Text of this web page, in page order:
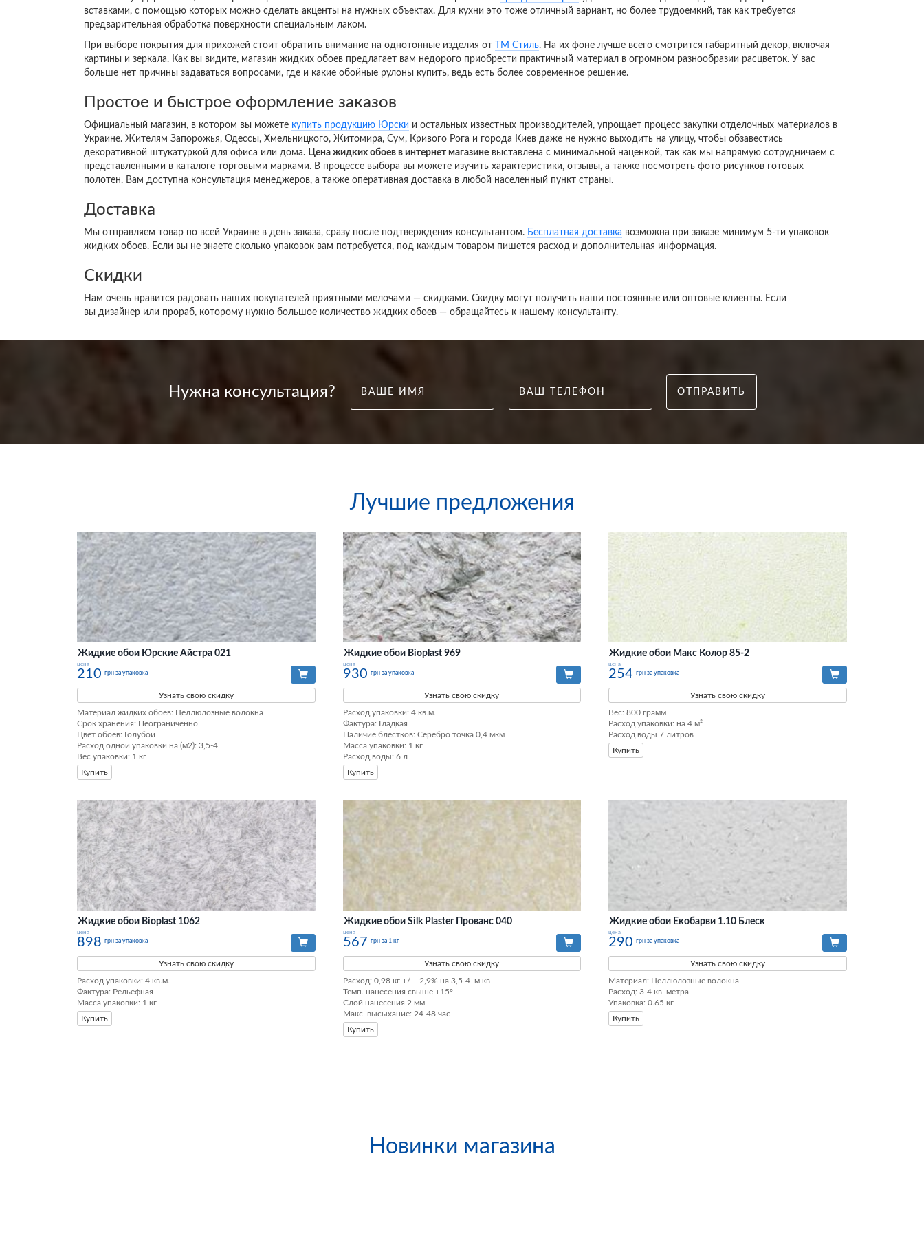
вставками, с помощью которых можно сделать акценты на нужных объектах. Для кухни это тоже отличный вариант, но более трудоемкий, так как требуется
предварительная обработка поверхности специальным лаком.
При выборе покрытия для прихожей стоит обратить внимание на однотонные изделия от ТМ Стиль. На их фоне лучше всего смотрится габаритный декор, включая
картины и зеркала. Как вы видите, магазин жидких обоев предлагает вам недорого приобрести практичный материал в огромном разнообразии расцветок. У вас
больше нет причины задаваться вопросами, где и какие обойные рулоны купить, ведь есть более современное решение.
Простое и быстрое оформление заказов
Официальный магазин, в котором вы можете купить продукцию Юрски и остальных известных производителей, упрощает процесс закупки отделочных материалов в
Украине. Жителям Запорожья, Одессы, Хмельницкого, Житомира, Сум, Кривого Рога и города Киев даже не нужно выходить на улицу, чтобы обзавестись
декоративной штукатуркой для офиса или дома. Цена жидких обоев в интернет магазине выставлена с минимальной наценкой, так как мы напрямую сотрудничаем с
представленными в каталоге торговыми марками. В процессе выбора вы можете изучить характеристики, отзывы, а также посмотреть фото рисунков готовых
полотен. Вам доступна консультация менеджеров, а также оперативная доставка в любой населенный пункт страны.
Доставка
Мы отправляем товар по всей Украине в день заказа, сразу после подтверждения консультантом. Бесплатная доставка возможна при заказе минимум 5-ти упаковок
жидких обоев. Если вы не знаете сколько упаковок вам потребуется, под каждым товаром пишется расход и дополнительная информация.
Скидки
Нам очень нравится радовать наших покупателей приятными мелочами — скидками. Скидку могут получить наши постоянные или оптовые клиенты. Если
вы дизайнер или прораб, которому нужно большое количество жидких обоев — обращайтесь к нашему консультанту.
Нужна консультация? ВАШЕ ИМЯ ВАШ ТЕЛЕФОН
Лучшие предложения
Жидкие обои Юрские Айстра 021
цена
210 грн за упаковка
Узнать свою скидку
Материал жидких обоев: Целлюлозные волокна
Срок хранения: Неограниченно
Цвет обоев: Голубой
Расход одной упаковки на (м2): 3,5-4
Вес упаковки: 1 кг
Купить
Жидкие обои Bioplast 969
цена
930 грн за упаковка
Узнать свою скидку
Расход упаковки: 4 кв.м.
Фактура: Гладкая
Наличие блестков: Серебро точка 0,4 мкм
Масса упаковки: 1 кг
Расход воды: 6 л
Купить
Жидкие обои Макс Колор 85-2
цена
254 грн за упаковка
Узнать свою скидку
Вес: 800 грамм
Расход упаковки: на 4 м²
Расход воды 7 литров
Купить
Жидкие обои Bioplast 1062
цена
898 грн за упаковка
Узнать свою скидку
Расход упаковки: 4 кв.м.
Фактура: Рельефная
Масса упаковки: 1 кг
Купить
Жидкие обои Silk Plaster Прованс 040
цена
567 грн за 1 кг
Узнать свою скидку
Расход: 0,98 кг +/— 2,9% на 3,5-4  м.кв
Темп. нанесения свыше +15°
Слой нанесения 2 мм
Макс. высыхание: 24-48 час
Купить
Жидкие обои Екобарви 1.10 Блеск
цена
290 грн за упаковка
Узнать свою скидку
Материал: Целлюлозные волокна
Расход: 3-4 кв. метра
Упаковка: 0.65 кг
Купить
Новинки магазина